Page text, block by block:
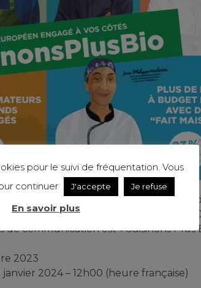
pour objet l’évaluation de l’impact
et ses produits années 2023-
communication est « Cuisinons Plus
2023
janvier 2024 – 12h00 (heure française)
pour le suivi de fréquentation. Vous
continuer
J'accepte Je refuse
En savoir plus